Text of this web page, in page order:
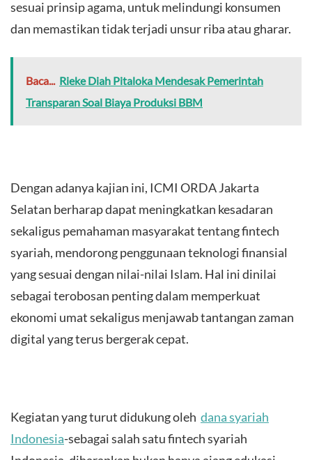
sesuai prinsip agama, untuk melindungi konsumen
dan memastikan tidak terjadi unsur riba atau gharar.
Baca... Rieke Diah Pitaloka Mendesak Pemerintah
Transparan Soal Biaya Produksi BBM
Dengan adanya kajian ini, ICMI ORDA Jakarta
Selatan berharap dapat meningkatkan kesadaran
sekaligus pemahaman masyarakat tentang fintech
syariah, mendorong penggunaan teknologi finansial
yang sesuai dengan nilai-nilai Islam. Hal ini dinilai
sebagai terobosan penting dalam memperkuat
ekonomi umat sekaligus menjawab tantangan zaman
digital yang terus bergerak cepat.
Kegiatan yang turut didukung oleh dana syariah
Indonesia-sebagai salah satu fintech syariah